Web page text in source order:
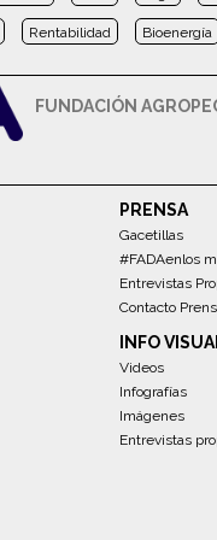
Rentabilidad Bioenergía
FUNDACIÓN
PRENSA
Gacetillas
#FADAenlos
Entrevistas
Contacto
INFO
Videos
Infografías
Imágenes
Entrevistas